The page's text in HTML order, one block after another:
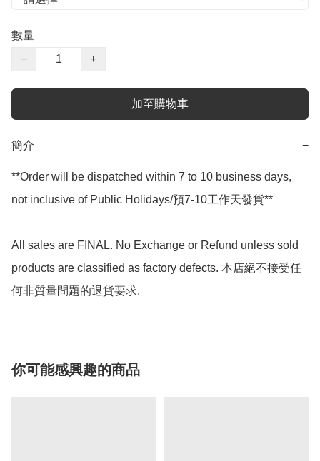
數量
−
+
加至購物車
簡介 −
**Order will be dispatched within 7 to 10 business days,
not inclusive of Public Holidays/預7-10工作天發貨**
All sales are FINAL. No Exchange or Refund unless sold
products are classified as factory defects. 本店絕不接受任
何非質量問題的退貨要求.
你可能感興趣的商品